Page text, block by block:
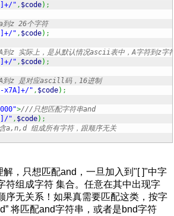
" , $code) ;
到z 26个字符
" , $code) ;
z 实际上，是从默认情况ascii表中，A字符到z字
" , $code) ;
到z 是对应ascill码，16进制
x7A]+/" , $code) ;
>///只想匹配字符串and
" , $code) ;
a,n,d 组成所有字符，跟顺序无关
解，只想匹配and，一旦加入到"[ ]"中字
符组成字符 集合。任意在其中出现字
序无关系！如果真需要匹配这类，按字
将匹配and字符串，或者是bnd字符